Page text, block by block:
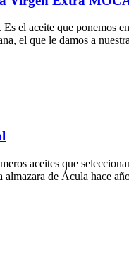
Es el aceite que ponemos
el que le damos a
aceites que
almazara de Ácula hace